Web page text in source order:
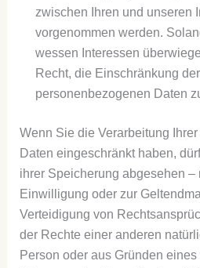
zwischen Ihren und unseren
vorgenommen werden.
wessen Interessen
Recht, die Einschränkung
personenbezogenen Daten
Wenn Sie die Verarbeitung
Daten eingeschränkt haben,
ihrer Speicherung abgesehen –
Einwilligung oder zur
Verteidigung von
der Rechte einer anderen
Person oder aus Gründen